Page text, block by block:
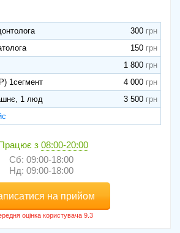
300
150
1 800
1сегмент
4 000
1 люд
3 500
з 08:00-20:00
Сб: 09:00-18:00
Нд: 09:00-18:00
на прийом